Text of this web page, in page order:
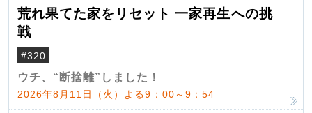
荒れ果てた家をリセット 一家再生への挑
戦
#320
ウチ、“断捨離”しました！
2026年8月11日（火）よる9：00～9：54